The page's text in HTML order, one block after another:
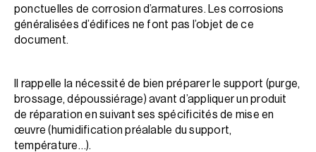
ponctuelles de corrosion d’armatures. Les corrosions
généralisées d’édifices ne font pas l’objet de ce
document.
Il rappelle la nécessité de bien préparer le support (purge,
brossage, dépoussiérage) avant d’appliquer un produit
de réparation en suivant ses spécificités de mise en
œuvre (humidification préalable du support,
température…).